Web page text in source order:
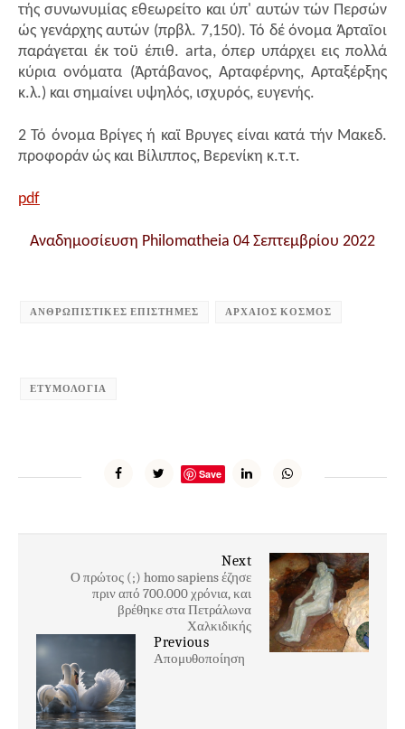
τής συνωνυμίας εθεωρείτο και ύπ' αυτών τών Περσών
ώς γενάρχης αυτών (πρβλ. 7,150). Τό δέ όνομα Άρταϊοι
παράγεται έκ τοϋ έπιθ. arta, όπερ υπάρχει εις πολλά
κύρια ονόματα (Άρτάβανος, Αρταφέρνης, Αρταξέρξης
κ.λ.) και σημαίνει υψηλός, ισχυρός, ευγενής.
2 Τό όνομα Βρίγες ή καϊ Βρυγες είναι κατά τήν Μακεδ.
προφοράν ώς και Βίλιππος, Βερενίκη κ.τ.τ.
pdf
Αναδημοσίευση Philomαtheia 04 Σεπτεμβρίου 2022
ΑΝΘΡΩΠΙΣΤΙΚΕΣ ΕΠΙΣΤΗΜΕΣ ΑΡΧΑΙΟΣ ΚΟΣΜΟΣ
ΕΤΥΜΟΛΟΓΙΑ
Save
Next
Ο πρώτος (;) homo sapiens έζησε
πριν από 700.000 χρόνια, και
βρέθηκε στα Πετράλωνα
Χαλκιδικής
Previous
Απομυθοποίηση